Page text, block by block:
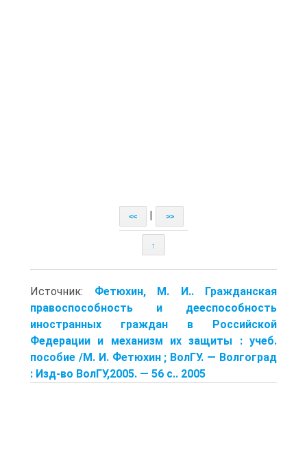
<< >>
↑
Источник: Фетюхин, М. И.. Гражданская
правоспособность и дееспособность
иностранных граждан в Российской
Федерации и механизм их защиты : учеб.
пособие /М. И. Фетюхин ; ВолГУ. — Волгоград
: Изд-во ВолГУ,2005. — 56 с.. 2005